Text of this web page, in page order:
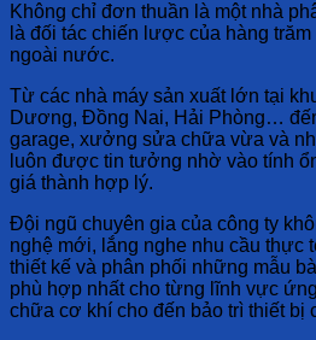
Không chỉ đơn thuần là một nhà
là đối tác chiến lược của hàng
ngoài nước.
Từ các nhà máy sản xuất lớn tại
Dương, Đồng Nai, Hải Phòng…
garage, xưởng sửa chữa vừa và
luôn được tin tưởng nhờ vào tính
giá thành hợp lý.
Đội ngũ chuyên gia của công ty
nghệ mới, lắng nghe nhu cầu thực
thiết kế và phân phối những mẫu
phù hợp nhất cho từng lĩnh vực
chữa cơ khí cho đến bảo trì thiết bị